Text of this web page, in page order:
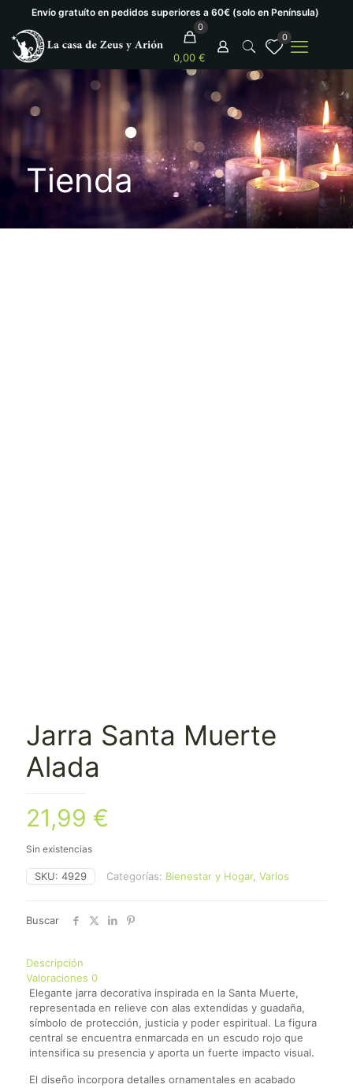
Envío gratuíto en pedidos superiores a 60€ (solo en Península)
0
0,00 €
0
Tienda
Jarra Santa Muerte
Alada
21,99 €
Sin existencias
SKU: 4929 Categorías: Bienestar y Hogar, Varios
Buscar
Descripción
Valoraciones 0
Elegante jarra decorativa inspirada en la Santa Muerte,
representada en relieve con alas extendidas y guadaña,
símbolo de protección, justicia y poder espiritual. La figura
central se encuentra enmarcada en un escudo rojo que
intensifica su presencia y aporta un fuerte impacto visual.
El diseño incorpora detalles ornamentales en acabado